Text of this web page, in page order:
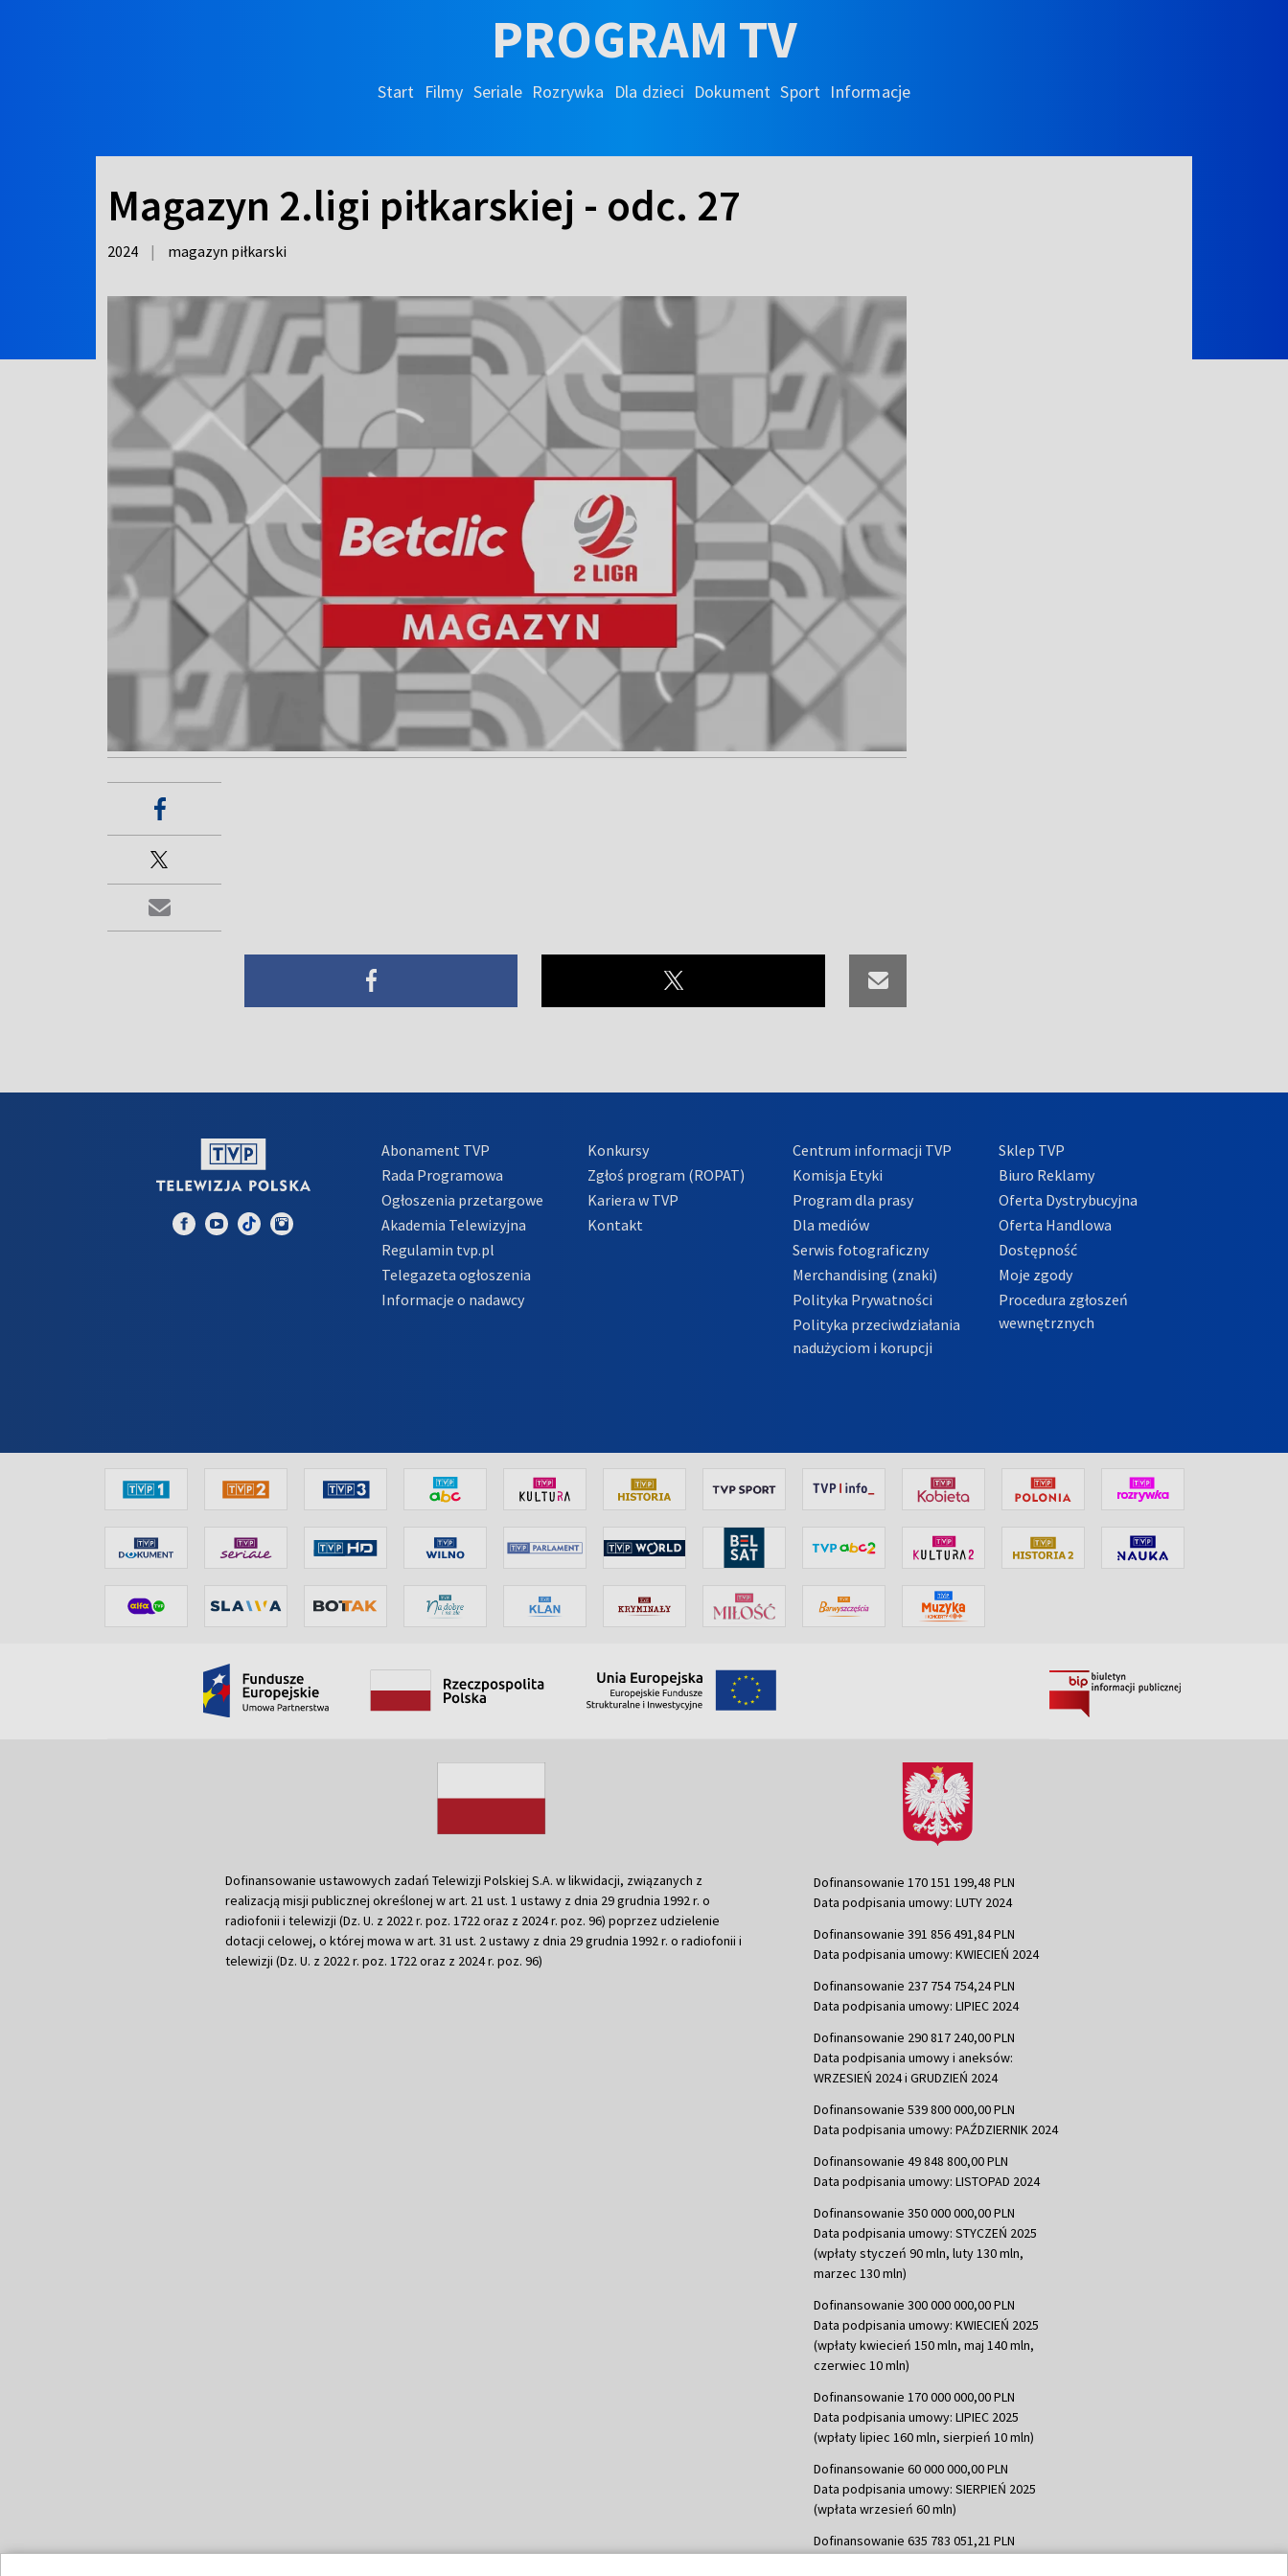
PROGRAM TV
Start Filmy Seriale Rozrywka Dla dzieci Dokument Sport Informacje
Magazyn 2.ligi piłkarskiej - odc. 27
2024 | magazyn piłkarski
Abonament TVP
Rada Programowa
Ogłoszenia przetargowe
Akademia Telewizyjna
Regulamin tvp.pl
Telegazeta ogłoszenia
Informacje o nadawcy
Konkursy
Zgłoś program (ROPAT)
Kariera w TVP
Kontakt
Centrum informacji TVP
Komisja Etyki
Program dla prasy
Dla mediów
Serwis fotograficzny
Merchandising (znaki)
Polityka Prywatności
Polityka przeciwdziałania
nadużyciom i korupcji
Sklep TVP
Biuro Reklamy
Oferta Dystrybucyjna
Oferta Handlowa
Dostępność
Moje zgody
Procedura zgłoszeń
wewnętrznych
Dofinansowanie ustawowych zadań Telewizji Polskiej S.A. w likwidacji, związanych z
realizacją misji publicznej określonej w art. 21 ust. 1 ustawy z dnia 29 grudnia 1992 r. o
radiofonii i telewizji (Dz. U. z 2022 r. poz. 1722 oraz z 2024 r. poz. 96) poprzez udzielenie
dotacji celowej, o której mowa w art. 31 ust. 2 ustawy z dnia 29 grudnia 1992 r. o radiofonii i
telewizji (Dz. U. z 2022 r. poz. 1722 oraz z 2024 r. poz. 96)
Dofinansowanie 170 151 199,48 PLN
Data podpisania umowy: LUTY 2024
Dofinansowanie 391 856 491,84 PLN
Data podpisania umowy: KWIECIEŃ 2024
Dofinansowanie 237 754 754,24 PLN
Data podpisania umowy: LIPIEC 2024
Dofinansowanie 290 817 240,00 PLN
Data podpisania umowy i aneksów:
WRZESIEŃ 2024 i GRUDZIEŃ 2024
Dofinansowanie 539 800 000,00 PLN
Data podpisania umowy: PAŹDZIERNIK 2024
Dofinansowanie 49 848 800,00 PLN
Data podpisania umowy: LISTOPAD 2024
Dofinansowanie 350 000 000,00 PLN
Data podpisania umowy: STYCZEŃ 2025
(wpłaty styczeń 90 mln, luty 130 mln,
marzec 130 mln)
Dofinansowanie 300 000 000,00 PLN
Data podpisania umowy: KWIECIEŃ 2025
(wpłaty kwiecień 150 mln, maj 140 mln,
czerwiec 10 mln)
Dofinansowanie 170 000 000,00 PLN
Data podpisania umowy: LIPIEC 2025
(wpłaty lipiec 160 mln, sierpień 10 mln)
Dofinansowanie 60 000 000,00 PLN
Data podpisania umowy: SIERPIEŃ 2025
(wpłata wrzesień 60 mln)
Dofinansowanie 635 783 051,21 PLN